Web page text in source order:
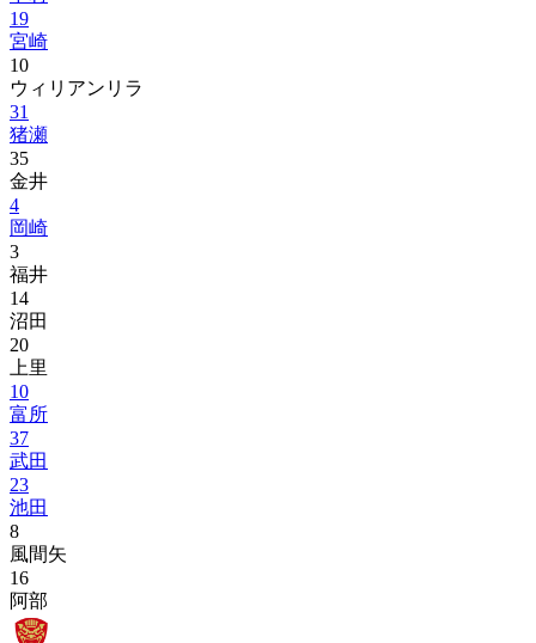
19
宮崎
10
ウィリアンリラ
31
猪瀬
35
金井
4
岡崎
3
福井
14
沼田
20
上里
10
富所
37
武田
23
池田
8
風間矢
16
阿部